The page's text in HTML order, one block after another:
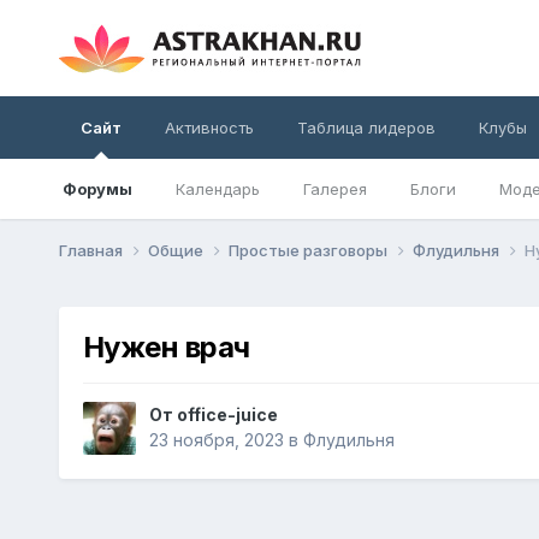
Сайт
Форумы Календарь Галерея Блоги
Активность Таблица лидеров Клубы
Главная Общие Простые разговоры Флудильня
Нужен врач
От office-juice
23 ноября, 2023 в Флудильня